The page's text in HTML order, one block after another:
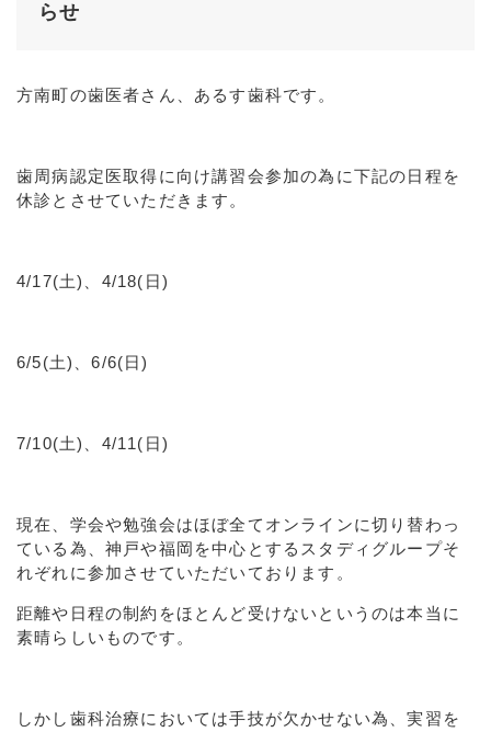
らせ
方南町の歯医者さん、あるす歯科です。
歯周病認定医取得に向け講習会参加の為に下記の日程を
休診とさせていただきます。
4/17(土)、4/18(日)
6/5(土)、6/6(日)
7/10(土)、4/11(日)
現在、学会や勉強会はほぼ全てオンラインに切り替わっ
ている為、神戸や福岡を中心とするスタディグループそ
れぞれに参加させていただいております。
距離や日程の制約をほとんど受けないというのは本当に
素晴らしいものです。
しかし歯科治療においては手技が欠かせない為、実習を